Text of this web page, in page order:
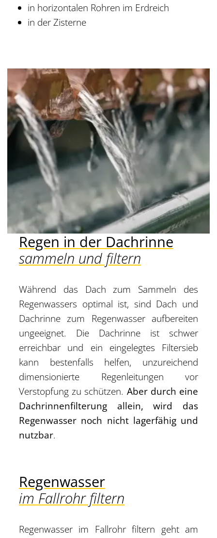
in horizontalen Rohren im Erdreich
in der Zisterne
Regen in der Dachrinne
sammeln und filtern
Während das Dach zum Sammeln des
Regenwassers optimal ist, sind Dach und
Dachrinne zum Regenwasser aufbereiten
ungeeignet. Die Dachrinne ist schwer
erreichbar und ein eingelegtes Filtersieb
kann bestenfalls helfen, unzureichend
dimensionierte Regenleitungen vor
Verstopfung zu schützen. Aber durch eine
Dachrinnenfilterung allein, wird das
Regenwasser noch nicht lagerfähig und
nutzbar.
Regenwasser
im Fallrohr filtern
Regenwasser im Fallrohr filtern geht am